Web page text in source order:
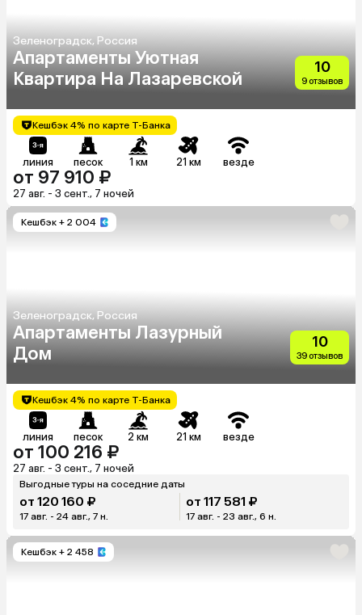
Зеленоградск, Россия
Апартаменты Уютная
Квартира На Лазаревской
10
9 отзывов
Кешбэк 4% по карте Т-Банка
линия песок 1 км 21 км везде
от 97 910 ₽
27 авг. - 3 сент., 7 ночей
Кешбэк + 2 004
Зеленоградск, Россия
Апартаменты Лазурный
Дом
10
39 отзывов
Кешбэк 4% по карте Т-Банка
линия песок 2 км 21 км везде
от 100 216 ₽
27 авг. - 3 сент., 7 ночей
Выгодные туры на соседние даты
от 120 160 ₽
17 авг. - 24 авг., 7 н.
от 117 581 ₽
17 авг. - 23 авг., 6 н.
Кешбэк + 2 458